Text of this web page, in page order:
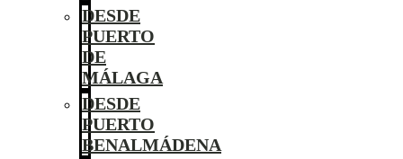
DESDE
PUERTO
DE
MÁLAGA
DESDE
PUERTO
BENALMÁDENA